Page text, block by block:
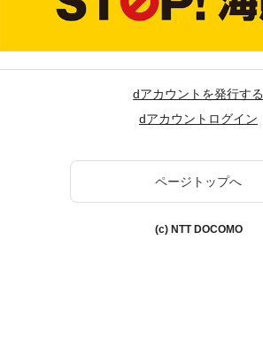
dアカウントを発行する
dアカウントログイン
ページトップへ
(c) NTT DOCOMO